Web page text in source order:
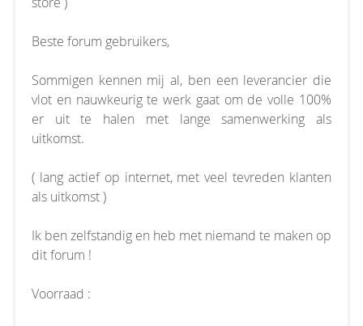
Beste forum gebruikers,
Sommigen kennen mij al, ben een leverancier die
vlot en nauwkeurig te werk gaat om de volle 100%
er uit te halen met lange samenwerking als
uitkomst.
( lang actief op internet, met veel tevreden klanten
als uitkomst )
Ik ben zelfstandig en heb met niemand te maken op
dit forum !
Voorraad :